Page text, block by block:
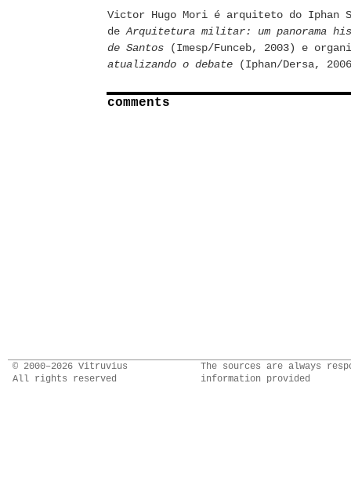
Victor Hugo Mori é arquiteto do Iphan
deArquitetura militar: um panorama
de Santos (Imesp/Funceb, 2003) e
atualizando o debate (Iphan/Dersa,
comments
© 2000–2026 Vitruvius
All rights reserved
The sources are always
information provided